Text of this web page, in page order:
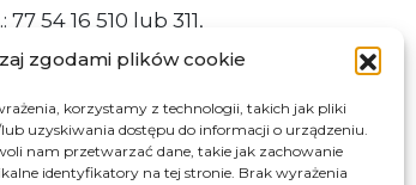
zgodami plików cookie
korzystamy z technologii, takich jak pliki
uzyskiwania dostępu do informacji o urządzeniu.
nam przetwarzać dane, takie jak zachowanie
identyfikatory na tej stronie. Brak wyrażenia
77 54 16 510 lub 311,
77 54 16 512
/q877fxtk55/SkrytkaESP